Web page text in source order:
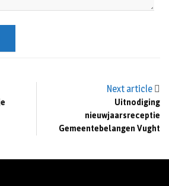
Next article
Uitnodiging
nieuwjaarsreceptie
Gemeentebelangen Vught